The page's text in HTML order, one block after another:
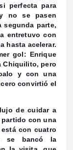
perfecta para
no se pasen
segunda parte,
entretuvo con
hasta acelerar.
gol: Enrique
Chiquilito, pero
y con una
convirtió el
de cuidar a
con una
con cuatro
se bancó la